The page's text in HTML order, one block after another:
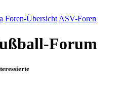
Foren-Übersicht ASV-Foren
Forum